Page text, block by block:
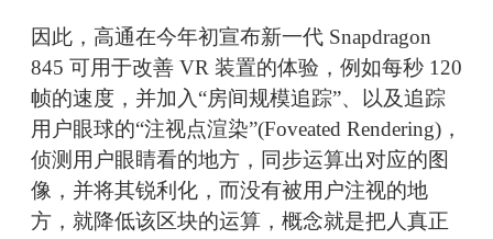
因此，高通在今年初宣布新一代 Snapdragon
845 可用于改善 VR 装置的体验，例如每秒 120
帧的速度，并加入“房间规模追踪”、以及追踪
用户眼球的“注视点渲染”(Foveated Rendering)，
侦测用户眼睛看的地方，同步运算出对应的图
像，并将其锐利化，而没有被用户注视的地
方，就降低该区块的运算，概念就是把人真正